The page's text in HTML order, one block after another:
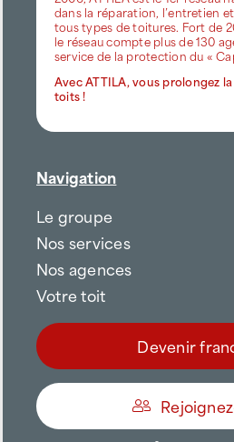
dans la réparation, l’entretien
tous types de toitures. Fort de
le réseau compte plus de 130
service de la protection du «
Avec ATTILA, vous prolongez
toits !
Navigation
Le groupe
Nos services
Nos agences
Votre toit
Devenir